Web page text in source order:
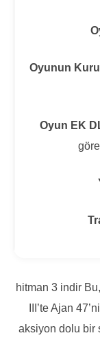
Oyunun
Oyun EK
hitman 3 indir
III’te Ajan
aksiyon dolu bir